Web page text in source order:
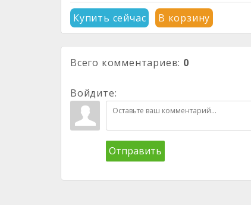
Купить сейчас В корзину
Всего комментариев: 0
Войдите:
Отправить